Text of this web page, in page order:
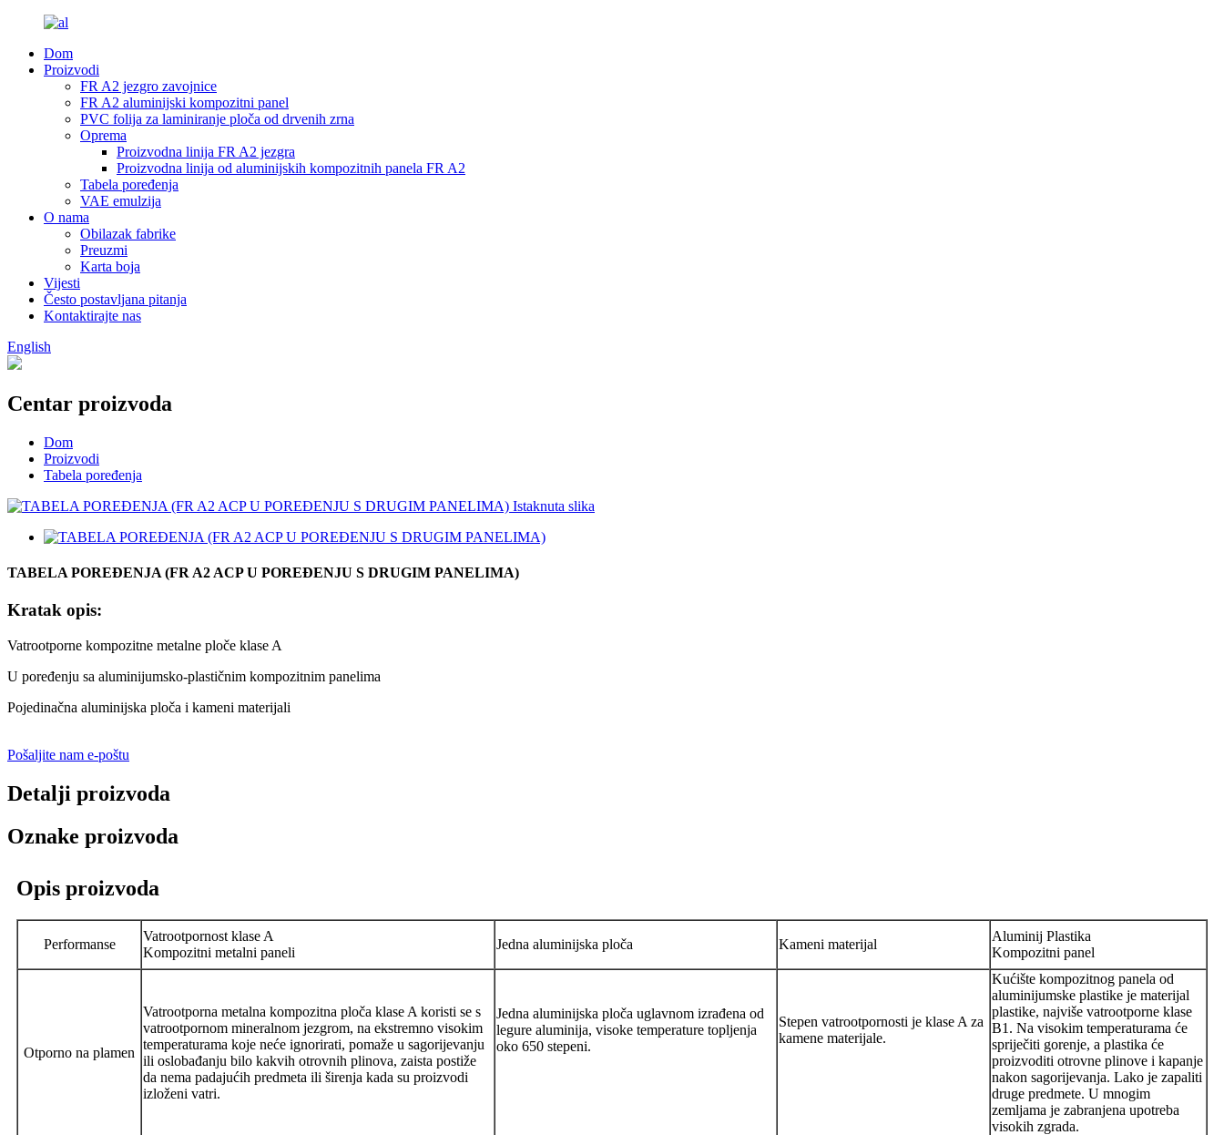
Dom
Proizvodi
FR A2 jezgro zavojnice
FR A2 aluminijski kompozitni panel
PVC folija za laminiranje ploča od drvenih zrna
Oprema
Proizvodna linija FR A2 jezgra
Proizvodna linija od aluminijskih kompozitnih panela FR A2
Tabela poređenja
VAE emulzija
O nama
Obilazak fabrike
Preuzmi
Karta boja
Vijesti
Često postavljana pitanja
Kontaktirajte nas
English
Centar proizvoda
Dom
Proizvodi
Tabela poređenja
TABELA POREĐENJA (FR A2 ACP U POREĐENJU S DRUGIM PANELIMA)
Kratak opis:
Vatrootporne kompozitne metalne ploče klase A
U poređenju sa aluminijumsko-plastičnim kompozitnim panelima
Pojedinačna aluminijska ploča i kameni materijali
Pošaljite nam e-poštu
Detalji proizvoda
Oznake proizvoda
Opis proizvoda
Performanse
Vatrootpornost klase A
Kompozitni metalni paneli
Jedna aluminijska ploča Kameni materijal
Aluminij Plastika
Kompozitni panel
Otporno na plamen
Vatrootporna metalna kompozitna ploča klase A koristi se s
vatrootpornom mineralnom jezgrom, na ekstremno visokim
temperaturama koje neće ignorirati, pomaže u sagorijevanju
ili oslobađanju bilo kakvih otrovnih plinova, zaista postiže
da nema padajućih predmeta ili širenja kada su proizvodi
izloženi vatri.
Jedna aluminijska ploča uglavnom izrađena od
legure aluminija, visoke temperature topljenja
oko 650 stepeni.
Stepen vatrootpornosti je klase A za
kamene materijale.
Kućište kompozitnog panela od
aluminijumske plastike je materijal
plastike, najviše vatrootporne klase
B1. Na visokim temperaturama će
spriječiti gorenje, a plastika će
proizvoditi otrovne plinove i kapanje
nakon sagorijevanja. Lako je zapaliti
druge predmete. U mnogim
zemljama je zabranjena upotreba
visokih zgrada.